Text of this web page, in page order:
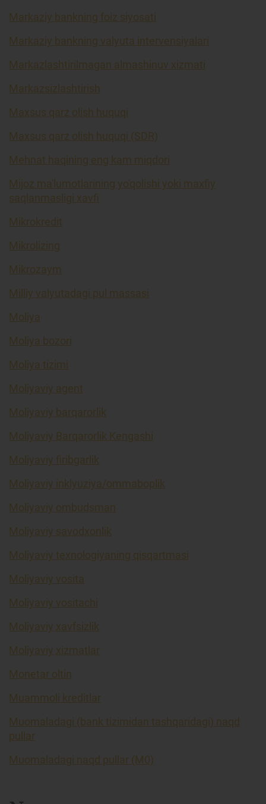
Markaziy bankning foiz siyosati
Markaziy bankning valyuta intervensiyalari
Markazlashtirilmagan almashinuv xizmati
Markazsizlashtirish
Maxsus qarz olish huquqi
Maxsus qarz olish huquqi (SDR)
Mehnat haqining eng kam miqdori
Mijoz ma'lumotlarining yo'qolishi yoki maxfiy
saqlanmasligi xavfi
Mikrokredit
Mikrolizing
Mikrozaym
Milliy valyutadagi pul massasi
Moliya
Moliya bozori
Moliya tizimi
Moliyaviy agent
Moliyaviy barqarorlik
Moliyaviy Barqarorlik Kengashi
Moliyaviy firibgarlik
Moliyaviy inklyuziya/ommaboplik
Moliyaviy ombudsman
Moliyaviy savodxonlik
Moliyaviy texnologiyaning qisqartmasi
Moliyaviy vosita
Moliyaviy vositachi
Moliyaviy xavfsizlik
Moliyaviy xizmatlar
Monetar oltin
Muammoli kreditlar
Muomaladagi (bank tizimidan tashqaridagi) naqd
pullar
Muomaladagi naqd pullar (M0)